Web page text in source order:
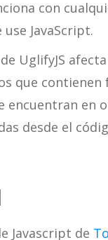
con
JavaScript.
UglifyJS
que contienen
encuentran en
desde el
Javascript de